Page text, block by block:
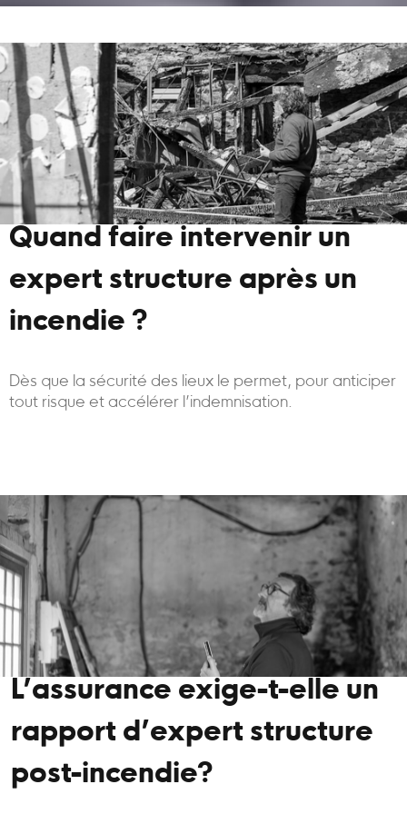
Quand faire intervenir un
expert structure après un
incendie ?
Dès que la sécurité des lieux le permet, pour anticiper
tout risque et accélérer l’indemnisation.
L’assurance exige-t-elle un
rapport d’expert structure
post-incendie?